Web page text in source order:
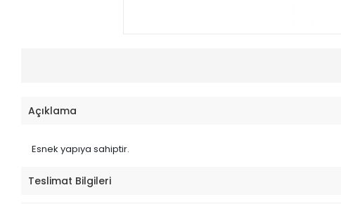
Açıklama
Esnek yapıya sahiptir.
Teslimat Bilgileri